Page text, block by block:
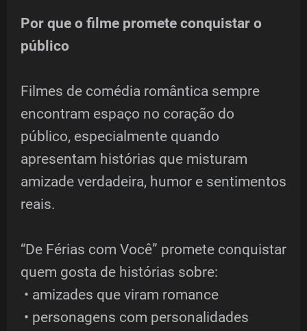
Por que o filme promete conquistar o
público
Filmes de comédia romântica sempre
encontram espaço no coração do
público, especialmente quando
apresentam histórias que misturam
amizade verdadeira, humor e sentimentos
reais.
“De Férias com Você” promete conquistar
quem gosta de histórias sobre:
• amizades que viram romance
• personagens com personalidades